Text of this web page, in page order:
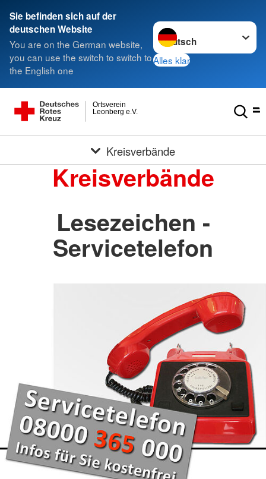
Sie befinden sich auf der
deutschen Website
You are on the German website,
you can use the switch to switch to
the English one
Sprache wechseln zu
Alles klar
Leonberg e.V.
Ortsverein
Kreisverbände
Kreisverbände
Lesezeichen -
Servicetelefon